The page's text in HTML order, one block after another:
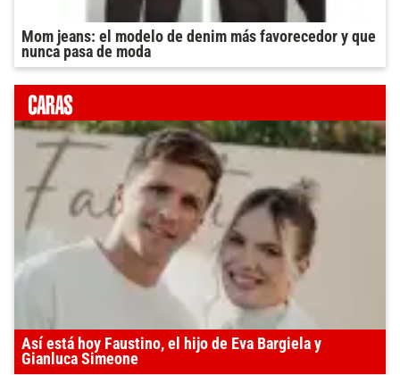
Mom jeans: el modelo de denim más favorecedor y que
nunca pasa de moda
Así está hoy Faustino, el hijo de Eva Bargiela y
Gianluca Simeone